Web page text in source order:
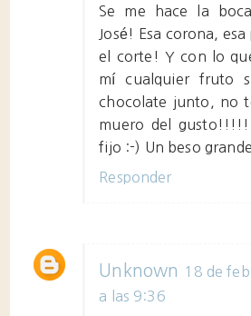
Se me hace la
José! Esa corona,
el corte! Y con lo
mí cualquier fruto
chocolate junto, no
muero del gusto!!!!!
fijo :-) Un beso
Responder
Unknown
18 de
a las 9:36